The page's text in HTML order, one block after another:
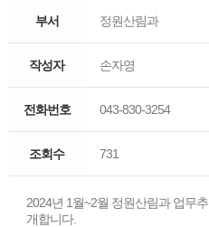
부서 정원산림과
작성자 손자영
전화번호 043-830-3254
조회수 731
2024년 1월~2월 정원산림과 업무
개합니다.